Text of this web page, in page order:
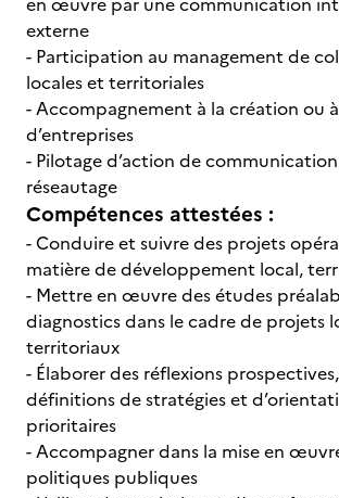
externe
- Participation au management de
locales et territoriales
- Accompagnement à la création ou
d’entreprises
- Pilotage d’action de
réseautage
Compétences attestées :
- Conduire et suivre des projets
matière de développement local,
- Mettre en œuvre des études
diagnostics dans le cadre de projets
territoriaux
- Élaborer des réflexions
définitions de stratégies et
prioritaires
- Accompagner dans la mise en
politiques publiques